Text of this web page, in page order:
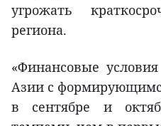
угрожать
региона.
«Финансовые
Азии с
в сентябре и